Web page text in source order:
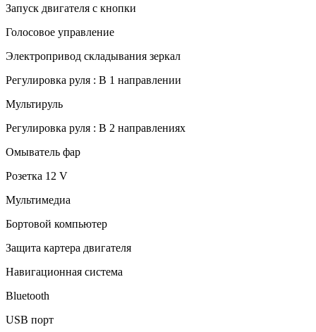
Запуск двигателя с кнопки
Голосовое управление
Электропривод складывания зеркал
Регулировка руля : В 1 направлении
Мультируль
Регулировка руля : В 2 направлениях
Омыватель фар
Розетка 12 V
Мультимедиа
Бортовой компьютер
Защита картера двигателя
Навигационная система
Bluetooth
USB порт